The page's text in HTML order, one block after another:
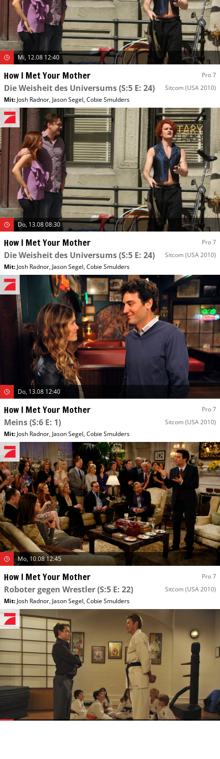
Mi, 12.08 12:40
How I Met Your Mother Pro 7
Die Weisheit des Universums(S:5 E: 24) Sitcom (USA 2010)
Mit: Josh Radnor, Jason Segel,Cobie Smulders
Do, 13.08 08:30
How I Met Your Mother Pro 7
Die Weisheit des Universums(S:5 E: 24) Sitcom (USA 2010)
Mit: Josh Radnor, Jason Segel,Cobie Smulders
Do, 13.08 12:40
How I Met Your Mother Pro 7
Meins(S:6 E: 1) Sitcom (USA 2010)
Mit: Josh Radnor, Jason Segel,Cobie Smulders
Mo, 10.08 12:45
How I Met Your Mother Pro 7
Roboter gegen Wrestler(S:5 E: 22) Sitcom (USA 2010)
Mit: Josh Radnor, Jason Segel,Cobie Smulders